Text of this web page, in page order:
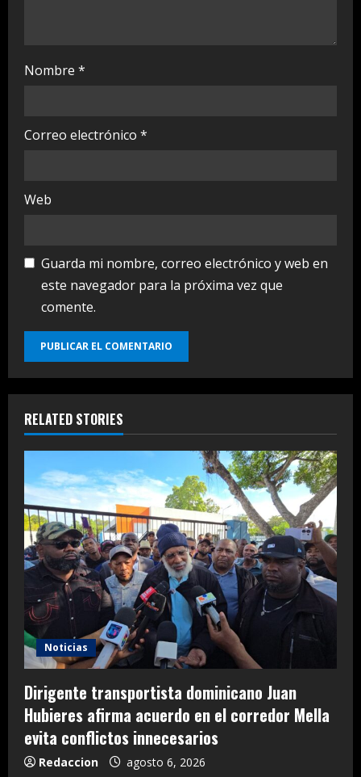
Nombre *
Correo electrónico *
Web
Guarda mi nombre, correo electrónico y web en
este navegador para la próxima vez que
comente.
RELATED STORIES
Noticias
Dirigente transportista dominicano Juan
Hubieres afirma acuerdo en el corredor Mella
evita conflictos innecesarios
Redaccion agosto 6, 2026